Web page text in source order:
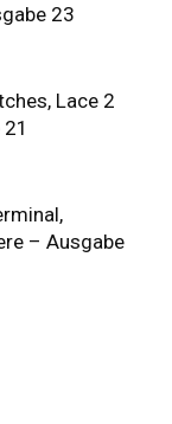
23
Lace 2
– Ausgabe